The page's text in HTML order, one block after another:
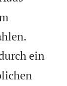
ein